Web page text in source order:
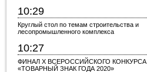
10:29
Круглый стол по темам строительства и
лесопромышленного комплекса
10:27
ФИНАЛ X ВСЕРОССИЙСКОГО КОНКУРСА
«ТОВАРНЫЙ ЗНАК ГОДА 2020»